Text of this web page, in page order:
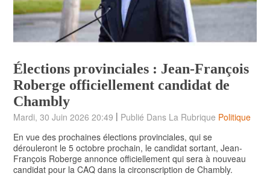
Élections provinciales : Jean-François
Roberge officiellement candidat de
Chambly
Mardi, 30 Juin 2026 20:49 | Publié Dans La Rubrique Politique
En vue des prochaines élections provinciales, qui se
dérouleront le 5 octobre prochain, le candidat sortant, Jean-
François Roberge annonce officiellement qui sera à nouveau
candidat pour la CAQ dans la circonscription de Chambly.